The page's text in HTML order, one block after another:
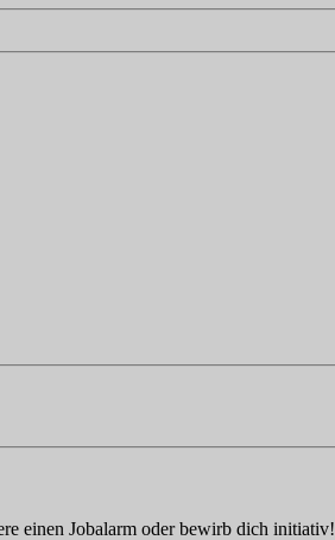
einen Jobalarm oder bewirb dich initiativ!